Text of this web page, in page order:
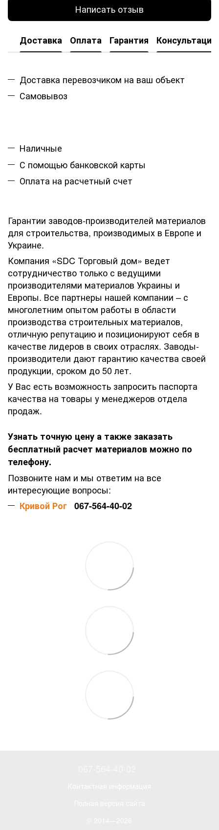
Написать отзыв
Доставка Оплата Гарантия Консультация
Доставка перевозчиком на ваш объект
Самовывоз
Наличные
С помощью банковской карты
Оплата на расчетный счет
Гарантии заводов-производителей материалов
для строительства, производимых в Европе и
Украине.
Компания «SDC Торговый дом» ведет
сотрудничество только с ведущими
производителями материалов Украины и
Европы. Все партнеры нашей компании – с
многолетним опытом работы в области
производства строительных материалов,
отличную репутацию и позиционируют себя в
качестве лидеров в своих отраслях. Заводы-
производители дают гарантию качества своей
продукции, сроком до 50 лет.
У Вас есть возможность запросить паспорта
качества на товары у менеджеров отдела
продаж.
Узнать точную цену а также заказать
бесплатный расчет материалов можно по
телефону.
Позвоните нам и мы ответим на все
интересующие вопросы:
Кривой Рог 067-564-40-02